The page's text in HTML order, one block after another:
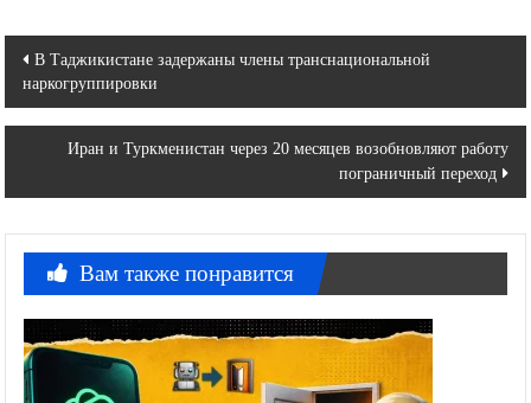
Навигация
по
записям
В Таджикистане задержаны члены транснациональной
наркогруппировки
Иран и Туркменистан через 20 месяцев возобновляют работу
пограничный переход
Вам также понравится